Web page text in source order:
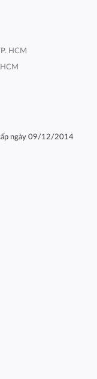
HCM
ngày 09/12/2014